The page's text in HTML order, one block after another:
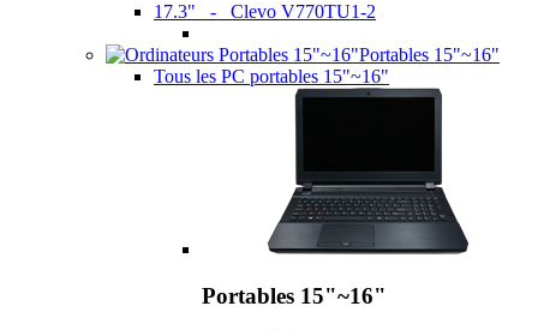
17.3" - Clevo V770TU1-2
Portables 15"~16"
Tous les PC portables 15"~16"
Portables 15"~16"